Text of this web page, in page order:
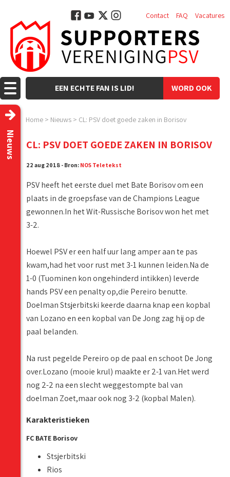
WORD OOK
EEN ECHTE FAN IS LID!
Contact FAQ Vacatures
Home > Nieuws > CL: PSV doet goede zaken in Borisov
Nieuws CL: PSV DOET GOEDE ZAKEN IN BORISOV
22 aug 2018 - Bron: NOS Teletekst
PSV heeft het eerste duel met Bate Borisov om een
plaats in de groepsfase van de Champions League
gewonnen.In het Wit-Russische Borisov won het met
3-2.
Hoewel PSV er een half uur lang amper aan te pas
kwam,had het voor rust met 3-1 kunnen leiden.Na de
1-0 (Tuominen kon ongehinderd intikken) leverde
hands PSV een penalty op,die Pereiro benutte.
Doelman Stsjerbitski keerde daarna knap een kopbal
van Lozano en een kopbal van De Jong zag hij op de
paal belanden.
Na rust pegelde Pereiro op de paal en schoot De Jong
over.Lozano (mooie krul) maakte er 2-1 van.Het werd
nog 2-2 na een slecht weggestompte bal van
doelman Zoet,maar ook nog 3-2 (kopbal Malen).
Karakteristieken
FC BATE Borisov
Stsjerbitski
Rios